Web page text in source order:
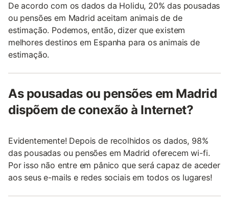
De acordo com os dados da Holidu, 20% das pousadas
ou pensões em Madrid aceitam animais de de
estimação. Podemos, então, dizer que existem
melhores destinos em Espanha para os animais de
estimação.
As pousadas ou pensões em Madrid
dispõem de conexão à Internet?
Evidentemente! Depois de recolhidos os dados, 98%
das pousadas ou pensões em Madrid oferecem wi-fi.
Por isso não entre em pânico que será capaz de aceder
aos seus e-mails e redes sociais em todos os lugares!